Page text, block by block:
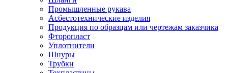
Промышленные рукава
Асбестотехнические изделия
Продукция по образцам или чертежам заказчика
Фторопласт
Уплотнители
Шнуры
Трубки